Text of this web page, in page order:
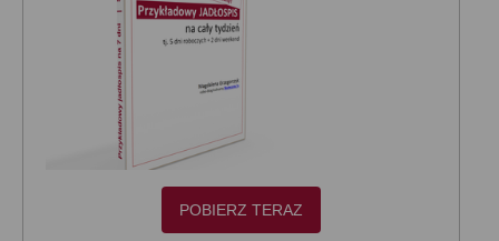
POBIERZ TERAZ